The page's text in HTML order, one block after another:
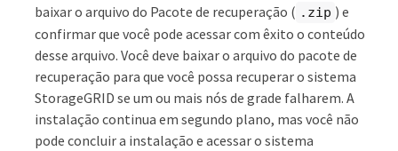
baixar o arquivo do Pacote de recuperação ( .zip ) e
confirmar que você pode acessar com êxito o conteúdo
desse arquivo. Você deve baixar o arquivo do pacote de
recuperação para que você possa recuperar o sistema
StorageGRID se um ou mais nós de grade falharem. A
instalação continua em segundo plano, mas você não
pode concluir a instalação e acessar o sistema